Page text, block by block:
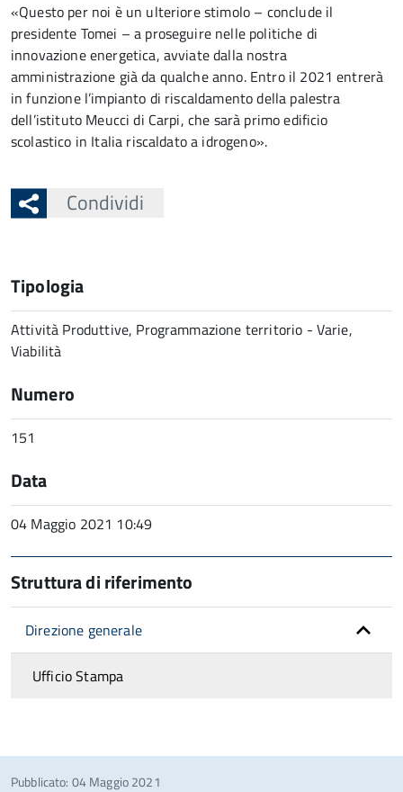
«Questo per noi è un ulteriore stimolo – conclude il
presidente Tomei – a proseguire nelle politiche di
innovazione energetica, avviate dalla nostra
amministrazione già da qualche anno. Entro il 2021 entrerà
in funzione l’impianto di riscaldamento della palestra
dell’istituto Meucci di Carpi, che sarà primo edificio
scolastico in Italia riscaldato a idrogeno».
Condividi
Tipologia
Attività Produttive, Programmazione territorio - Varie,
Viabilità
Numero
151
Data
04 Maggio 2021 10:49
Struttura di riferimento
Direzione generale
Ufficio Stampa
Pubblicato: 04 Maggio 2021